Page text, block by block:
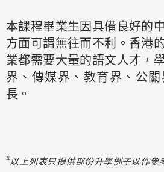
本課程畢業生因具備良好的
方面可謂無往而不利。香港
業都需要大量的語文人才，
界、傳媒界、教育界、公
長。
#以上列表只提供部份升學例子以作參